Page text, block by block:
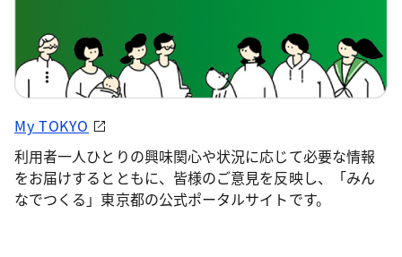
My TOKYO
利用者一人ひとりの興味関心や状況に応じて必要な情報
をお届けするとともに、皆様のご意見を反映し、「みん
なでつくる」東京都の公式ポータルサイトです。